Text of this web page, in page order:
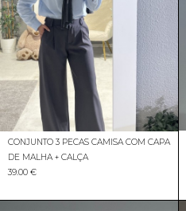
CONJUNTO 3 PECAS CAMISA COM CAPA
DE MALHA + CALÇA
39.00 €